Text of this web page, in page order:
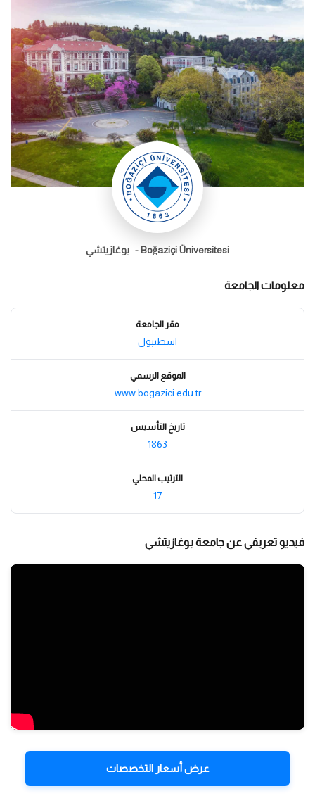
Boğaziçi Üniversitesi - بوغازيتشي
معلومات الجامعة
مقر الجامعة
اسطنبول
الموقع الرسمي
www.bogazici.edu.tr
تاريخ التأسيس
1863
الترتيب المحلي
17
فيديو تعريفي عن جامعة بوغازيتشي
عرض أسعار التخصصات